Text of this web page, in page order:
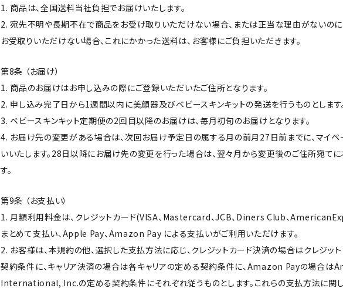
1. 商品は、全国送料当社負担でお届けいたします。
2. 宛先不明や長期不在で商品をお受け取りいただけない場合、または正当な理由がないのに
お受取りいただけない場合、これにかかった送料は、お客様にご負担いただきます。
第8条 （お届け）
1. 商品のお届けはお申し込みの際にご登録いただいたご住所となります。
2. 申し込み完了日から1週間以内に美顔器及びベビースキンキットの発送を行うものとします
3. ベビースキンキット定期便の2回目以降のお届けは、毎月初旬のお届けとなります。
4. お届け先の変更がある場合は、次回お届け予定日の属する月の前月27日前までに、マイ
いいたします。28日以降にお届け先の変更を行った場合は、翌々月から変更後のご住所宛て
す。
第9条 （お支払い）
1. 月額利用料金は、クレジットカード(VISA、Mastercard、JCB、Diners Club、
まとめて支払い、Apple Pay、Amazon Pay による支払いがご利用いただけます。
2. お客様は、本規約の他、選択した支払方法に応じ、クレジットカード決済の場合はクレジッ
契約条件に、キャリア決済の場合は各キャリアの定める契約条件に、Amazon Payの場合
International, Inc.の定める契約条件にそれぞれ従うものとします。これらの支払方法に関し